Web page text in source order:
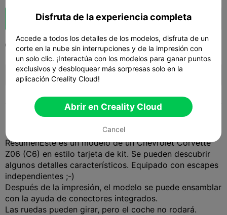
Impulso 149 159  1
 2025-06-28 347 4
🚀 SPARKX i7 Series — Now Only $229
(26% OFF) >> Shop Now
ResumenEste es un modelo de un Chevrolet Corvette
Z06 (C6) en estilo tarjeta de kit. Se pueden descubrir
algunos detalles característicos. Equipado con escapes
independientes ;-)
Después de la impresión, el modelo se puede ensamblar
con la ayuda de conectores integrados.
Las ruedas pueden girar, pero el coche no rodará.
Disfruta de la experiencia completa
Accede a todos los detalles de los modelos, disfruta de un
corte en la nube sin interrupciones y de la impresión con
un solo clic. ¡Interactúa con los modelos para ganar puntos
exclusivos y desbloquear más sorpresas solo en la
aplicación Creality Cloud!
Abrir en Creality Cloud
Cancel